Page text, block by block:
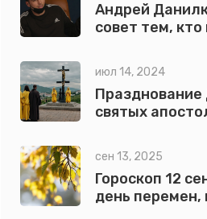
Андрей
совет тем,
июл 14, 2024
Празднование
святых
столице:
значимость
сен 13, 2025
Гороскоп 12
день перемен,